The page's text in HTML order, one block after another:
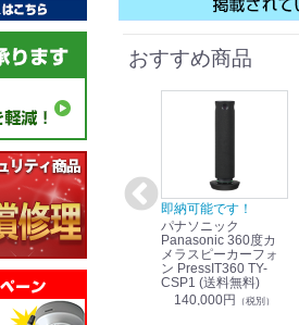
おすすめ商品
在庫あり！送料無料！
パナソニック
Panasonic リモコン
マイク (10局用) WR-
210A (送料無料)
39,000円
即納可能です！
パナソニック
Panasonic 360度カ
メラスピーカーフォ
ン PressIT360 TY-
CSP1 (送料無料)
140,000円 （税別）